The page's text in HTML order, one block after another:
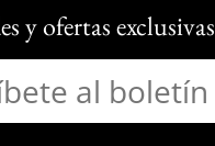
y ofertas exclusivas